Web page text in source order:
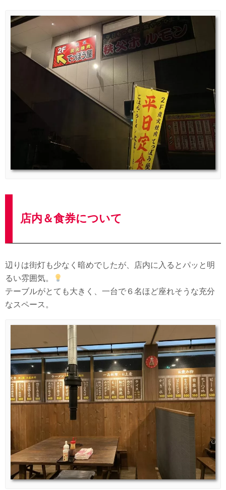
店内＆食券について
辺りは街灯も少なく暗めでしたが、店内に入るとパッと明
るい雰囲気。
テーブルがとても大きく、一台で６名ほど座れそうな充分
なスペース。